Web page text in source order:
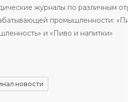
журналы по различным
промышленности:
и «Пиво и напитки»
новости